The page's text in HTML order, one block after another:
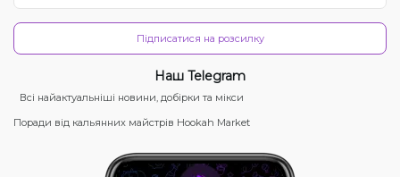
Підписатися на розсилку
Наш Telegram
Всі найактуальніші новини, добірки та мікси
Поради від кальянних майстрів Hookah Market